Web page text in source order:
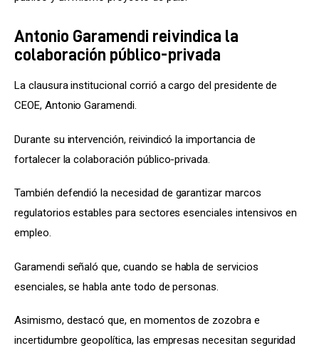
Antonio Garamendi reivindica la
colaboración público-privada
La clausura institucional corrió a cargo del presidente de
CEOE, Antonio Garamendi.
Durante su intervención, reivindicó la importancia de
fortalecer la colaboración público-privada.
También defendió la necesidad de garantizar marcos
regulatorios estables para sectores esenciales intensivos en
empleo.
Garamendi señaló que, cuando se habla de servicios
esenciales, se habla ante todo de personas.
Asimismo, destacó que, en momentos de zozobra e
incertidumbre geopolítica, las empresas necesitan seguridad